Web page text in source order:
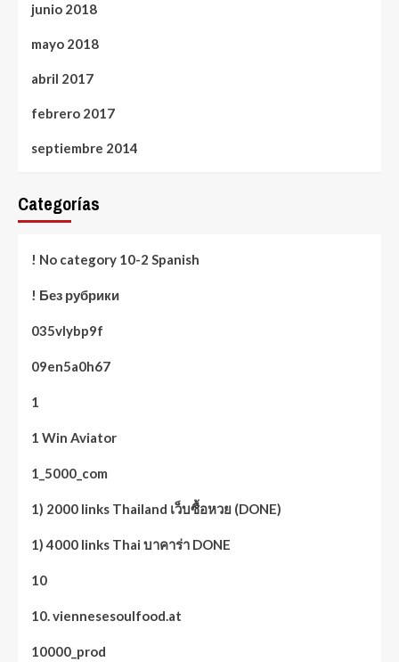
junio 2018
mayo 2018
abril 2017
febrero 2017
septiembre 2014
Categorías
! No category 10-2 Spanish
! Без рубрики
035vlybp9f
09en5a0h67
1
1 Win Aviator
1_5000_com
1) 2000 links Thailand เว็บซื้อหวย (DONE)
1) 4000 links Thai บาคาร่า DONE
10
10. viennesesoulfood.at
10000_prod